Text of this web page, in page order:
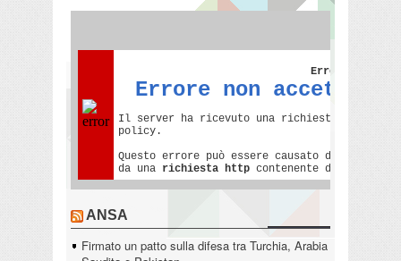
ANSA
Firmato un patto sulla difesa tra Turchia, Arabia